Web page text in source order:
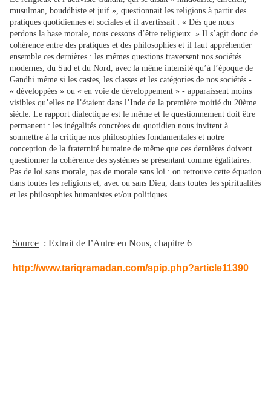
musulman, bouddhiste et juif », questionnait les religions à partir des
pratiques quotidiennes et sociales et il avertissait : « Dès que nous
perdons la base morale, nous cessons d’être religieux. » Il s’agit donc de
cohérence entre des pratiques et des philosophies et il faut appréhender
ensemble ces dernières : les mêmes questions traversent nos sociétés
modernes, du Sud et du Nord, avec la même intensité qu’à l’époque de
Gandhi même si les castes, les classes et les catégories de nos sociétés -
« développées » ou « en voie de développement » - apparaissent moins
visibles qu’elles ne l’étaient dans l’Inde de la première moitié du 20ème
siècle. Le rapport dialectique est le même et le questionnement doit être
permanent : les inégalités concrètes du quotidien nous invitent à
soumettre à la critique nos philosophies fondamentales et notre
conception de la fraternité humaine de même que ces dernières doivent
questionner la cohérence des systèmes se présentant comme égalitaires.
Pas de loi sans morale, pas de morale sans loi : on retrouve cette équation
dans toutes les religions et, avec ou sans Dieu, dans toutes les spiritualités
et les philosophies humanistes et/ou politiques.
Source : Extrait de l’Autre en Nous, chapitre 6
http://www.tariqramadan.com/spip.php?article11390